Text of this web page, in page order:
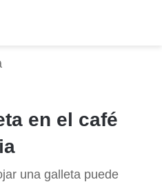
en el café
una galleta puede